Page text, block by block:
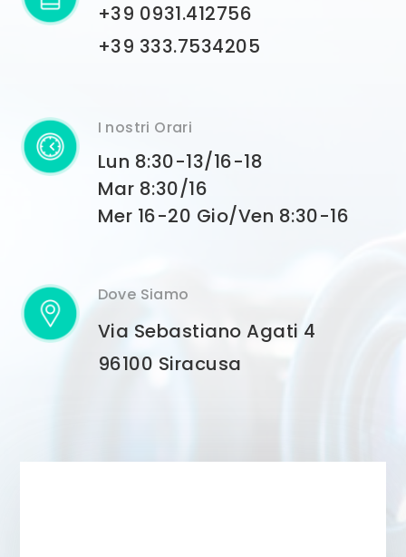
+39 0931.412756
+39 333.7534205
I nostri Orari
Lun 8:30-13/16-18
Mar 8:30/16
Mer 16-20 Gio/Ven 8:30-16
Dove Siamo
Via Sebastiano Agati 4
96100 Siracusa